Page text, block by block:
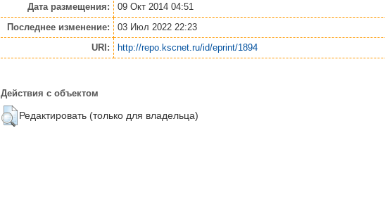
Дата размещения:
09 Окт 2014 04:51
Последнее изменение:
03 Июл 2022 22:23
URI:
http://repo.kscnet.ru/id/eprint/1894
Действия с объектом
Редактировать (только для владельца)